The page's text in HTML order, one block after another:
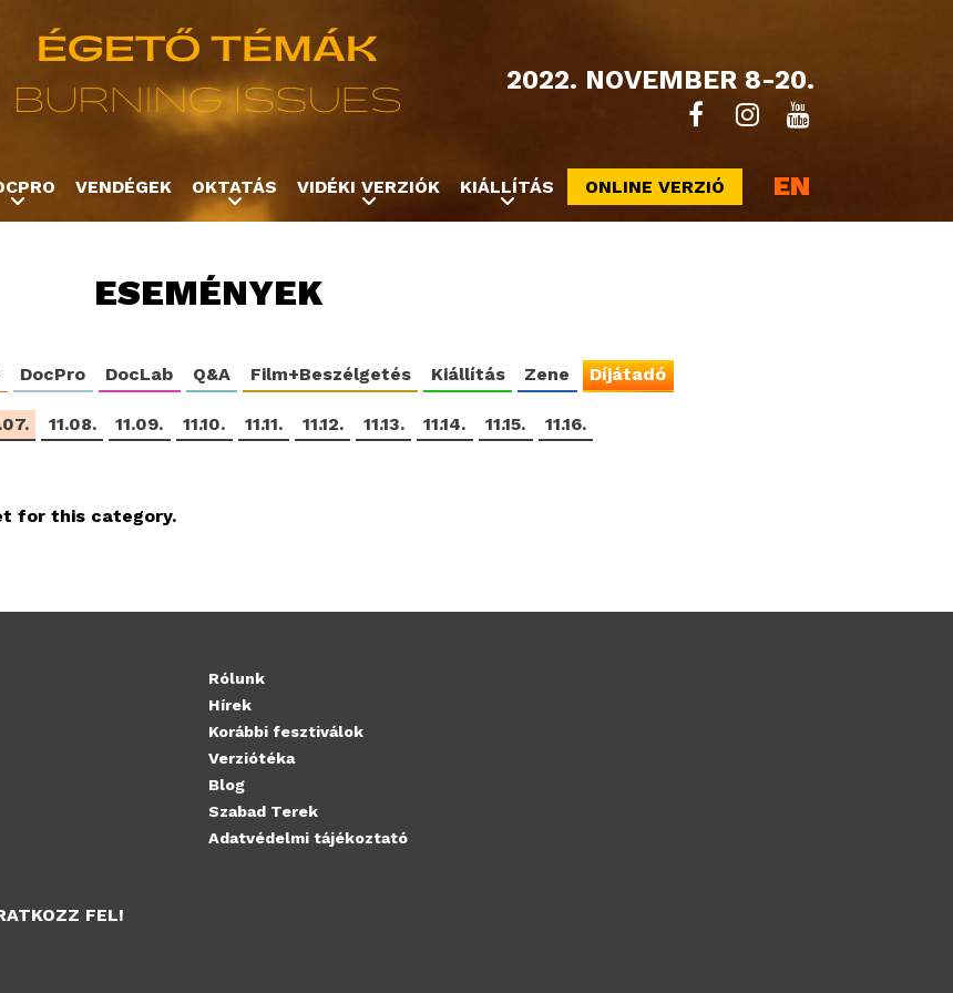
2022. NOVEMBER 8-20.
ESEMÉNYEK
DocPro DocLab Q&A Film+Beszélgetés Kiállítás Zene Díjátadó
11.08. 11.09. 11.10. 11.11. 11.12. 11.13. 11.14. 11.15. 11.16.
for this category.
VENDÉGEK OKTATÁS VIDÉKI VERZIÓK KIÁLLÍTÁS ONLINE VERZIÓ EN
FEL!
Rólunk
Hírek
Korábbi fesztiválok
Verziótéka
Blog
Szabad Terek
Adatvédelmi tájékoztató